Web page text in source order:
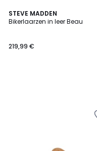
STEVE MADDEN
Bikerlaarzen in leer Beau
€.
219,99 €